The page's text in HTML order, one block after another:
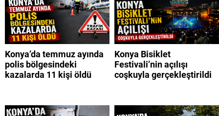
Konya’da temmuz ayında
polis bölgesindeki
kazalarda 11 kişi öldü
Konya Bisiklet
Festivali’nin açılışı
coşkuyla gerçekleştirildi